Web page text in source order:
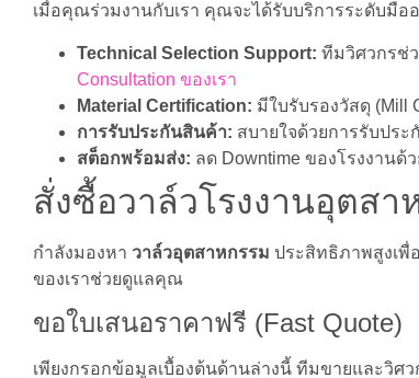
เมื่อคุณร่วมงานกับเรา คุณจะได้รับบริการระดับมือ
Technical Selection Support: ทีมวิศวกรช่
Consultation ของเรา
Material Certification: มีใบรับรองวัสดุ (Mill
การรับประกันสินค้า: สบายใจด้วยการรับปร
สต็อกพร้อมส่ง: ลด Downtime ของโรงงาน
สั่งซื้อวาล์วโรงงานอุตส
กำลังมองหา วาล์วอุตสาหกรรม ประสิทธิภาพสูงเพื่
ของเราช่วยดูแลคุณ
ขอใบเสนอราคาฟรี (Fast Quote)
เพียงกรอกข้อมูลเบื้องต้นด้านล่างนี้ ทีมขายและวิศ